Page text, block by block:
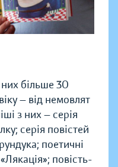
більше 30
— від немовлят
з них — серія
серія повістей
поетичні
повість-